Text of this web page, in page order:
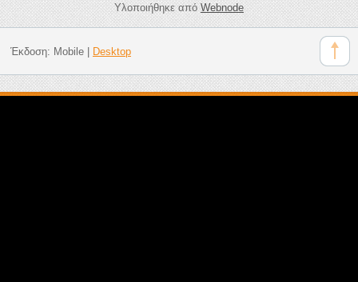
Υλοποιήθηκε απόWebnode
Έκδοση: Mobile| Desktop